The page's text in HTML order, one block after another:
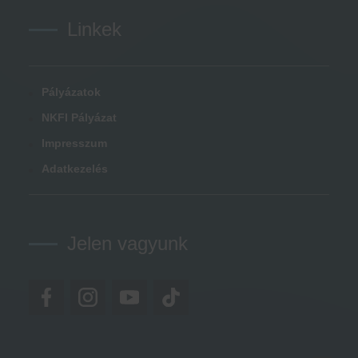
Linkek
Pályázatok
NKFI Pályázat
Impresszum
Adatkezelés
Jelen vagyunk